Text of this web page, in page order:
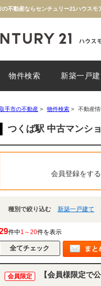
不動産ならセンチュリー21ハウスモ
物件検索 新築一戸建
手市の不動産 > 物件検索 > 不動産
つくば駅 中古マンシ
会員登録をす
種別で絞り込む 新築一戸建て
件中1～20件を表示
会員限定 【会員様限定で公